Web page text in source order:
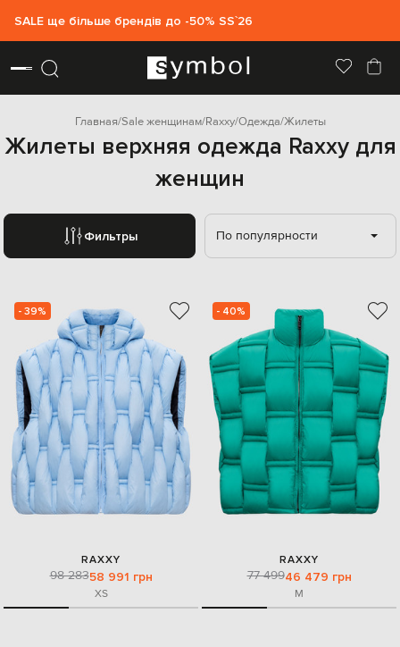
SALE ще більше брендів до -50% SS`26
Главная Sale женщинам Raxxy Одежда Жилеты
Жилеты верхняя одежда Raxxy для
женщин
Фильтры По популярности
- 39%
RAXXY
98 28358 991 грн
XS
- 40%
RAXXY
77 49946 479 грн
M